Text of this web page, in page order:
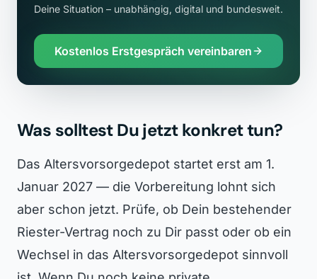
Deine Situation – unabhängig, digital und bundesweit.
Kostenlos Erstgespräch vereinbaren
Was solltest Du jetzt konkret tun?
Das Altersvorsorgedepot startet erst am 1.
Januar 2027 — die Vorbereitung lohnt sich
aber schon jetzt. Prüfe, ob Dein bestehender
Riester-Vertrag noch zu Dir passt oder ob ein
Wechsel in das Altersvorsorgedepot sinnvoll